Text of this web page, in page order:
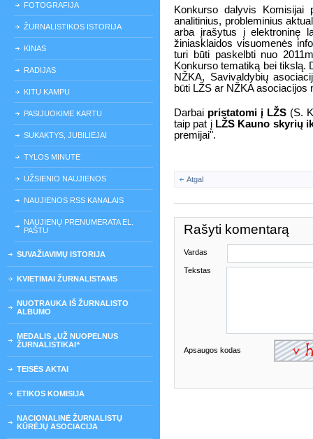
FOTOGRAFIJA
ŽURNALISTIKOS ISTORIJA
KINAS
RADIJAS
KITU KAMPU
PASIJUOKIME KARTU
SUKAKTYS, JUBILIEJAI
TYLOS MINUTĖ
UŽSIENIO NAUJIENOS
NAUJIENOS RSS KANALAIS
NAUJIENŲ PRENUMERATA EL.
PAŠTU
SUVAŽIAVIMŲ ISTORIJA
KVIETIMAI ŽURNALISTAMS
NUOTRAUKA IŠ ŽURNALISTO
ALBUMO
MEDALIS „UŽ NUOPELNUS
ŽURNALISTIKAI“
TEISĖS AKTAI
ETIKOS KOMISIJA
NACIONALINĖ ŽURNALISTŲ
KŪRĖJŲ ASOCIACIJA
Konkurso dalyvis Komisijai
analitinius, probleminius
arba įrašytus į elektroninę
žiniasklaidos visuomenės
turi būti paskelbti nuo
Konkurso tematiką bei tikslą.
NŽKA, Savivaldybių
būti LŽS ar NŽKA asociacijos
Darbai pristatomi į LŽS (S.
taip pat į LŽS Kauno skyrių
premijai".
Atgal
Rašyti komentarą
Vardas
Tekstas
Apsaugos kodas